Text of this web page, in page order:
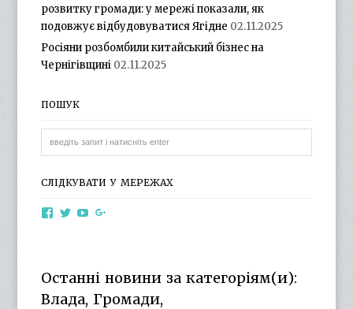
розвитку громади: у мережі показали, як
подовжує відбудовуватися Ягідне 02.11.2025
Росіяни розбомбили китайський бізнес на
Чернігівщині 02.11.2025
ПОШУК
СЛІДКУВАТИ У МЕРЕЖАХ
ViewViewView
YouTube
Останні новини за категоріям(и):
Влада, Громади,